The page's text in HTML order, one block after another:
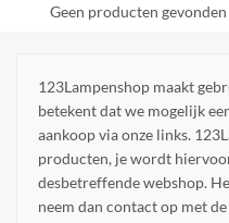
Geen producten
123Lampenshop maakt
betekent dat we mogelijk
aankoop via onze links.
producten, je wordt
desbetreffende webshop.
neem dan contact op met